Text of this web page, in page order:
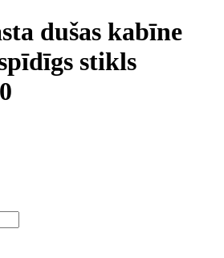
dušas kabīne
stikls